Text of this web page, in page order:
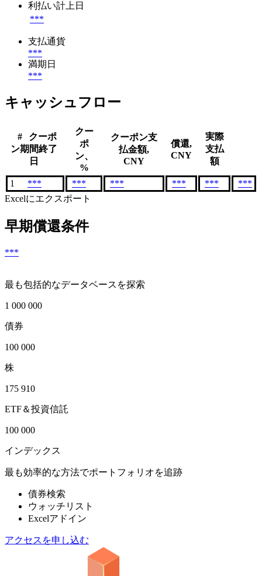
利払い計上日
***
支払通貨
***
満期日
***
キャッシュフロー
#
クーポ
ン期間終了
日
クー
ポ
ン、
%
クーポン支
払金額,
CNY
償還,
CNY
実際
支払
額
1 *** *** *** *** ***
***
Excelにエクスポート
早期償還条件
***
最も包括的なデータベースを探索
1 000 000
債券
100 000
株
175 910
ETF＆投資信託
100 000
インデックス
最も効率的な方法でポートフォリオを追跡
債券検索
ウォッチリスト
Excelアドイン
アクセスを申し込む